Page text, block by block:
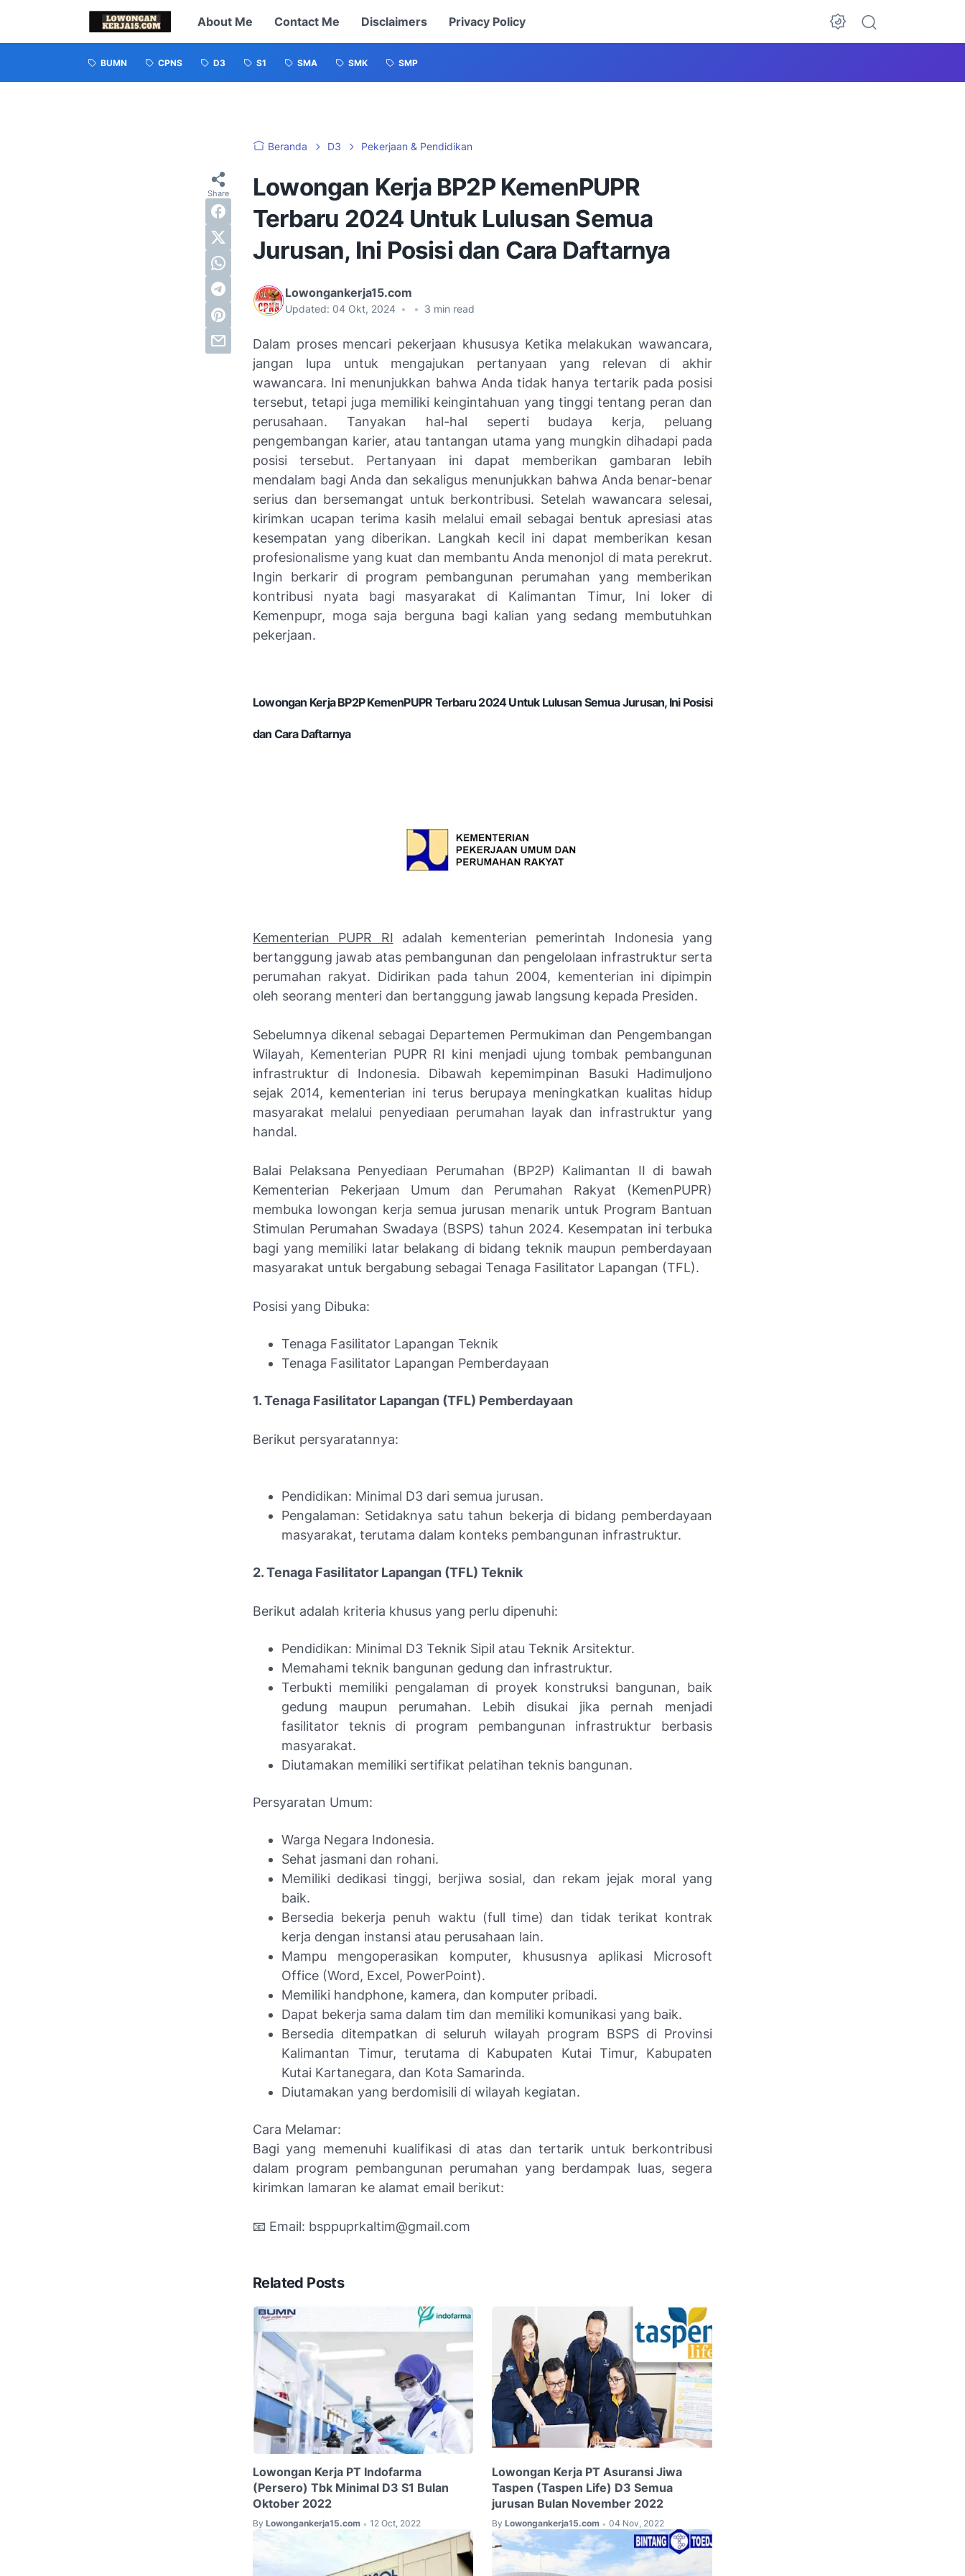
About Me Contact Me Disclaimers Privacy Policy
BUMN CPNS D3 S1 SMA SMK SMP
Beranda D3 Pekerjaan & Pendidikan
Lowongan Kerja BP2P KemenPUPR
Terbaru 2024 Untuk Lulusan Semua
Jurusan, Ini Posisi dan Cara Daftarnya
Lowongankerja15.com
Updated: 04 Okt, 2024 • • 3 min read
Dalam proses mencari pekerjaan khususya Ketika melakukan wawancara,
jangan lupa untuk mengajukan pertanyaan yang relevan di akhir
wawancara. Ini menunjukkan bahwa Anda tidak hanya tertarik pada posisi
tersebut, tetapi juga memiliki keingintahuan yang tinggi tentang peran dan
perusahaan. Tanyakan hal-hal seperti budaya kerja, peluang
pengembangan karier, atau tantangan utama yang mungkin dihadapi pada
posisi tersebut. Pertanyaan ini dapat memberikan gambaran lebih
mendalam bagi Anda dan sekaligus menunjukkan bahwa Anda benar-benar
serius dan bersemangat untuk berkontribusi. Setelah wawancara selesai,
kirimkan ucapan terima kasih melalui email sebagai bentuk apresiasi atas
kesempatan yang diberikan. Langkah kecil ini dapat memberikan kesan
profesionalisme yang kuat dan membantu Anda menonjol di mata perekrut.
Ingin berkarir di program pembangunan perumahan yang memberikan
kontribusi nyata bagi masyarakat di Kalimantan Timur, Ini loker di
Kemenpupr, moga saja berguna bagi kalian yang sedang membutuhkan
pekerjaan.
Lowongan Kerja BP2P KemenPUPR Terbaru 2024 Untuk Lulusan Semua Jurusan, Ini Posisi
dan Cara Daftarnya
Kementerian PUPR RI adalah kementerian pemerintah Indonesia yang
bertanggung jawab atas pembangunan dan pengelolaan infrastruktur serta
perumahan rakyat. Didirikan pada tahun 2004, kementerian ini dipimpin
oleh seorang menteri dan bertanggung jawab langsung kepada Presiden.
Sebelumnya dikenal sebagai Departemen Permukiman dan Pengembangan
Wilayah, Kementerian PUPR RI kini menjadi ujung tombak pembangunan
infrastruktur di Indonesia. Dibawah kepemimpinan Basuki Hadimuljono
sejak 2014, kementerian ini terus berupaya meningkatkan kualitas hidup
masyarakat melalui penyediaan perumahan layak dan infrastruktur yang
handal.
Balai Pelaksana Penyediaan Perumahan (BP2P) Kalimantan II di bawah
Kementerian Pekerjaan Umum dan Perumahan Rakyat (KemenPUPR)
membuka lowongan kerja semua jurusan menarik untuk Program Bantuan
Stimulan Perumahan Swadaya (BSPS) tahun 2024. Kesempatan ini terbuka
bagi yang memiliki latar belakang di bidang teknik maupun pemberdayaan
masyarakat untuk bergabung sebagai Tenaga Fasilitator Lapangan (TFL).
Posisi yang Dibuka:
Tenaga Fasilitator Lapangan Teknik
Tenaga Fasilitator Lapangan Pemberdayaan
1. Tenaga Fasilitator Lapangan (TFL) Pemberdayaan
Berikut persyaratannya:
Pendidikan: Minimal D3 dari semua jurusan.
Pengalaman: Setidaknya satu tahun bekerja di bidang pemberdayaan
masyarakat, terutama dalam konteks pembangunan infrastruktur.
2. Tenaga Fasilitator Lapangan (TFL) Teknik
Berikut adalah kriteria khusus yang perlu dipenuhi:
Pendidikan: Minimal D3 Teknik Sipil atau Teknik Arsitektur.
Memahami teknik bangunan gedung dan infrastruktur.
Terbukti memiliki pengalaman di proyek konstruksi bangunan, baik
gedung maupun perumahan. Lebih disukai jika pernah menjadi
fasilitator teknis di program pembangunan infrastruktur berbasis
masyarakat.
Diutamakan memiliki sertifikat pelatihan teknis bangunan.
Persyaratan Umum:
Warga Negara Indonesia.
Sehat jasmani dan rohani.
Memiliki dedikasi tinggi, berjiwa sosial, dan rekam jejak moral yang
baik.
Bersedia bekerja penuh waktu (full time) dan tidak terikat kontrak
kerja dengan instansi atau perusahaan lain.
Mampu mengoperasikan komputer, khususnya aplikasi Microsoft
Office (Word, Excel, PowerPoint).
Memiliki handphone, kamera, dan komputer pribadi.
Dapat bekerja sama dalam tim dan memiliki komunikasi yang baik.
Bersedia ditempatkan di seluruh wilayah program BSPS di Provinsi
Kalimantan Timur, terutama di Kabupaten Kutai Timur, Kabupaten
Kutai Kartanegara, dan Kota Samarinda.
Diutamakan yang berdomisili di wilayah kegiatan.
Cara Melamar:
Bagi yang memenuhi kualifikasi di atas dan tertarik untuk berkontribusi
dalam program pembangunan perumahan yang berdampak luas, segera
kirimkan lamaran ke alamat email berikut:
📧 Email: bsppuprkaltim@gmail.com
Related Posts
Lowongan Kerja PT Indofarma
(Persero) Tbk Minimal D3 S1 Bulan
Oktober 2022
By Lowongankerja15.com • 12 Oct, 2022
Lowongan Kerja PT Asuransi Jiwa
Taspen (Taspen Life) D3 Semua
jurusan Bulan November 2022
By Lowongankerja15.com • 04 Nov, 2022